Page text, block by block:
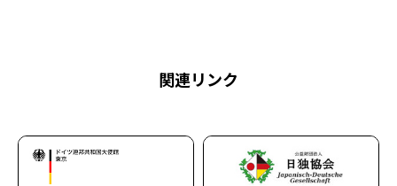
関連リンク